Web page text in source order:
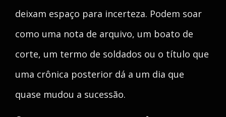
deixam espaço para incerteza. Podem soar
como uma nota de arquivo, um boato de
corte, um termo de soldados ou o título que
uma crônica posterior dá a um dia que
quase mudou a sucessão.